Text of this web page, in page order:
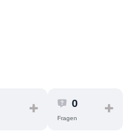
0
Fragen